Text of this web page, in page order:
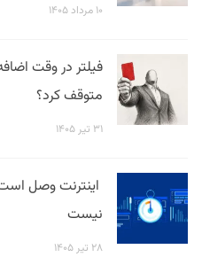
۱۰ مرداد ۱۴۰۵
متوقف کرد؟
۳۱ تیر ۱۴۰۵
اینترنت وصل
نیست
۲۸ تیر ۱۴۰۵